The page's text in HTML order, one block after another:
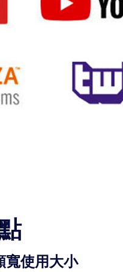
寬使用大小